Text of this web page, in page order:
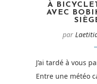
À
AVEC
par
J’ai tardé à vous
Entre une météo